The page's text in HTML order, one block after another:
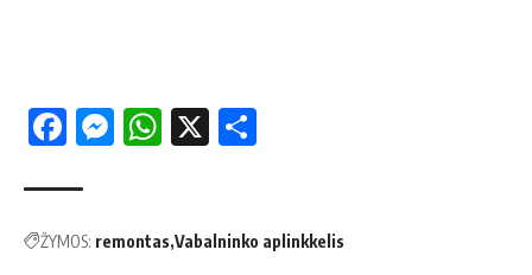
Facebook
Messenger
WhatsApp
X
ŽYMOS: remontas Vabalninko aplinkkelis